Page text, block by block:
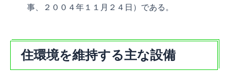
事、２００４年１１月２４日）である。
住環境を維持する主な設備